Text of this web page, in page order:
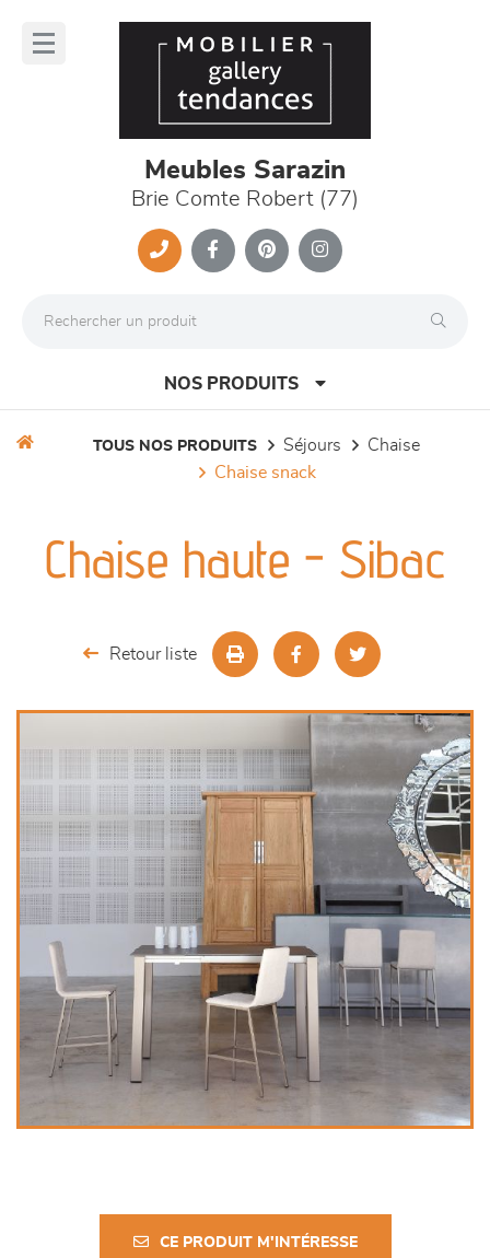
Meubles Sarazin
Brie Comte Robert (77)
NOS PRODUITS
séjours
chambres et dressing
TOUS NOS PRODUITS séjours
chaise
chaise snack
Chaise haute - Sibac
Retour liste
CE PRODUIT M'INTÉRESSE